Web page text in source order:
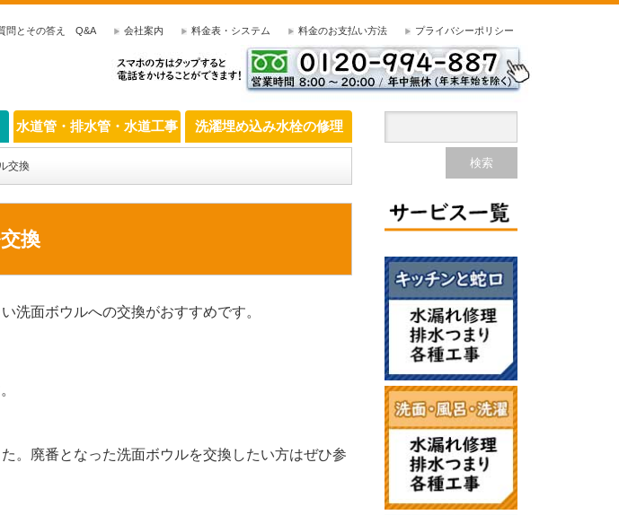
問とその答え Q&A 会社案内 料金表・システム 料金のお支払い方法 プライバシーポリシー
水道管・排水管・水道工事 洗濯埋め込み水栓の修理
交換
換
洗面ボウルへの交換がおすすめです。
。廃番となった洗面ボウルを交換したい方はぜひ参